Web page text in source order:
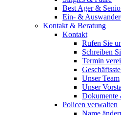
Best Ager &
Ein- &
Kontakt & Beratung
Kontakt
Rufen Sie
Schreiben
Termin
Unser Team
Unser
Dokumente
Policen verwalten
Name